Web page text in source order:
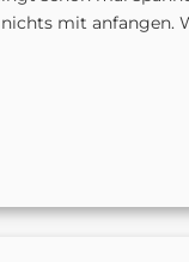
mit anfangen.